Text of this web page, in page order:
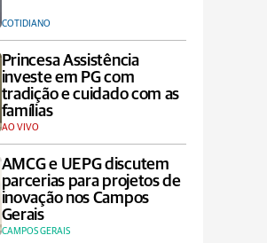
COTIDIANO
Princesa Assistência
investe em PG com
tradição e cuidado com as
famílias
AO VIVO
AMCG e UEPG discutem
parcerias para projetos de
inovação nos Campos
Gerais
CAMPOS GERAIS